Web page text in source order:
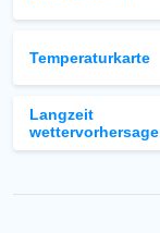
Temperaturkarte
Langzeit
wettervorhersage